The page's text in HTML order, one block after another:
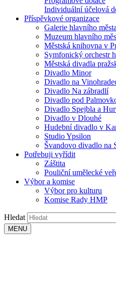
Individuální účelová
Příspěvkové organizace
Galerie hlavního
Muzeum hlavního
Městská knihovna v
Symfonický orchestr
Městská divadla
Divadlo Minor
Divadlo na
Divadlo Na zábradlí
Divadlo pod
Divadlo Spejbla a
Divadlo v Dlouhé
Hudební divadlo v
Studio Ypsilon
Švandovo divadlo na
Potřebuji vyřídit
Záštita
Pouliční umělecké
Výbor a komise
Výbor pro kulturu
Komise Rady HMP
Hledat
MENU